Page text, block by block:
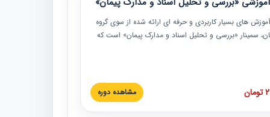
های بسیار کاربردی و حرفه‏ ای ارائه شده از سوی گروه
سمینار «بررسی و تحلیل اسناد و مدارک پیمان» است که
این خصوص ارائه شده است.
مشاهده دوره